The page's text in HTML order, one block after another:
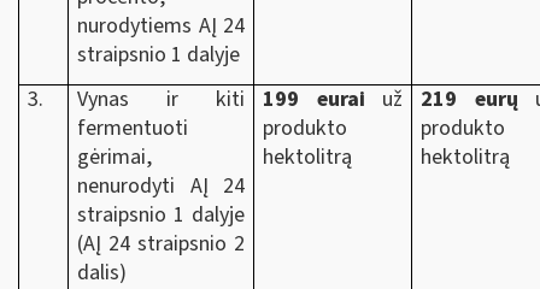
nurodytiems AĮ 24
straipsnio 1 dalyje
3.
Vynas ir kiti
fermentuoti
gėrimai,
nenurodyti AĮ 24
straipsnio 1 dalyje
(AĮ 24 straipsnio 2
dalis)
199 eurai už
produkto
hektolitrą
219 eurų
produkto
hektolitrą